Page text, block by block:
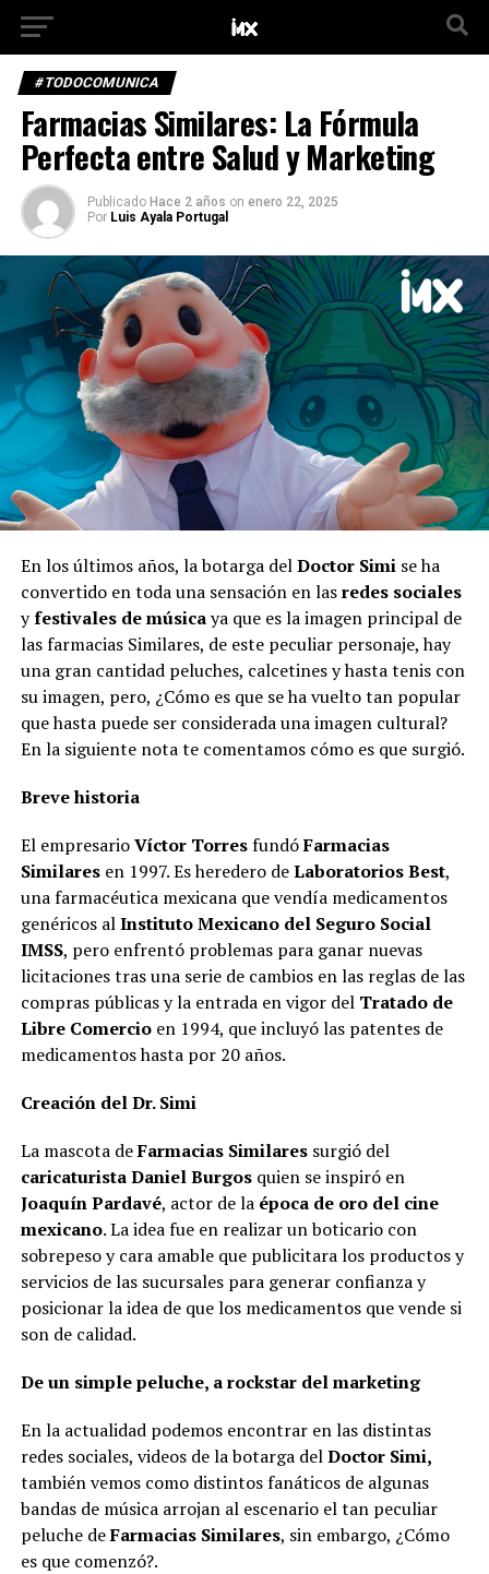
#TODOCOMUNICA
Farmacias Similares: La Fórmula
Perfecta entre Salud y Marketing
Publicado Hace 2 años on enero 22, 2025
Por Luis Ayala Portugal
En los últimos años, la botarga delDoctor Simise ha
convertido en toda una sensación en lasredes sociales
yfestivales de músicaya que es la imagen principal de
las farmacias Similares, de este peculiar personaje, hay
una gran cantidad peluches, calcetines y hasta tenis con
su imagen, pero, ¿Cómo es que se ha vuelto tan popular
que hasta puede ser considerada una imagen cultural?
En la siguiente nota te comentamos cómo es que surgió.
Breve historia
El empresarioVíctor TorresfundóFarmacias
Similaresen 1997. Es heredero deLaboratorios Best,
una farmacéutica mexicana que vendía medicamentos
genéricos alInstituto Mexicano del Seguro Social
IMSS, pero enfrentó problemas para ganar nuevas
licitaciones tras una serie de cambios en las reglas de las
compras públicas y la entrada en vigor del Tratado de
Libre Comercioen 1994, que incluyó las patentes de
medicamentos hasta por 20 años.
Creación del Dr. Simi
La mascota deFarmacias Similaressurgió del
caricaturista Daniel Burgos quien se inspiró en
Joaquín Pardavé, actor de la época de oro del cine
mexicano. La idea fue en realizar un boticario con
sobrepeso y cara amable que publicitara los productos y
servicios de las sucursales para generar confianza y
posicionar la idea de que los medicamentos que vende si
son de calidad.
De un simple peluche, a rockstar del marketing
En la actualidad podemos encontrar en las distintas
redes sociales, videos de la botarga delDoctor Simi,
también vemos como distintos fanáticos de algunas
bandas de música arrojan al escenario el tan peculiar
peluche deFarmacias Similares, sin embargo, ¿Cómo
es que comenzó?.